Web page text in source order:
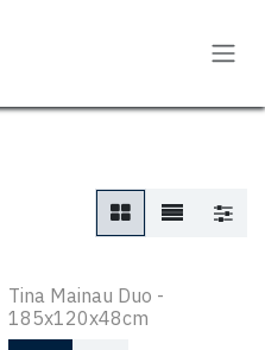
Tina Mainau Duo -
185x120x48cm